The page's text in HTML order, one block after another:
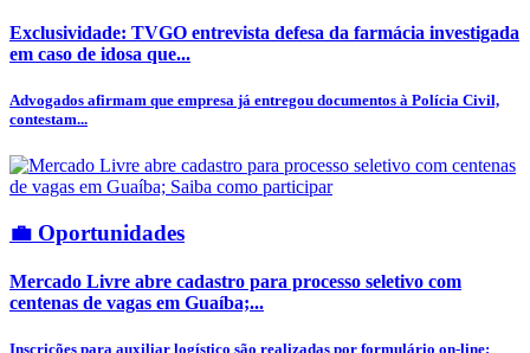
Exclusividade: TVGO entrevista defesa da farmácia investigada
em caso de idosa que...
Advogados afirmam que empresa já entregou documentos à Polícia Civil,
contestam...
💼 Oportunidades
Mercado Livre abre cadastro para processo seletivo com
centenas de vagas em Guaíba;...
Inscrições para auxiliar logístico são realizadas por formulário on-line;